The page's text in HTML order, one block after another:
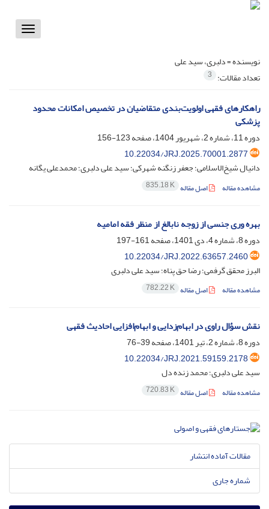
Toggle
نویسنده =دلبری، سید علی
تعداد مقالات: 3
راهکارهای فقهی اولویت‌بندی متقاضیان در تخصیص امکانات محدود
پزشکی
دوره 11، شماره 2، شهریور 1404، صفحه
123-156
10.22034/JRJ.2025.70001.2877
دانیال شیخ‌الاسلامی؛ جعفر زنگنه شهرکی؛ سید علی دلبری؛ محمدعلی یگانه
مشاهده مقاله اصل مقاله 835.18 K
بهره وری جنسی از زوجه نابالغ از منظر فقه امامیه
دوره 8، شماره 4، دی 1401، صفحه
161-197
10.22034/JRJ.2022.63657.2460
البرز محقق گرفمی؛ رضا حق پناه؛ سید علی دلبری
مشاهده مقاله اصل مقاله 782.22 K
نقش سؤال راوی در ابهام‌زدایی و ابهام‌افزایی احادیث فقهی
دوره 8، شماره 2، تیر 1401، صفحه
39-76
10.22034/JRJ.2021.59159.2178
سید علی دلبری؛ محمد زنده دل
مشاهده مقاله اصل مقاله 720.83 K
مقالات آماده انتشار
شماره جاری